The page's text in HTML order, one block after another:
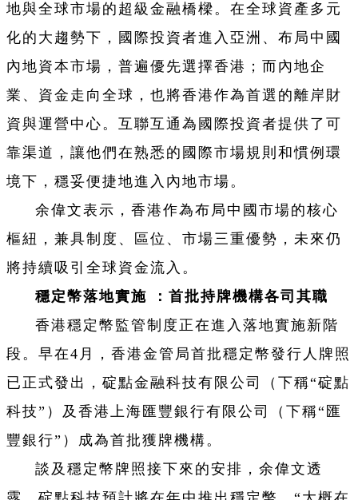
地與全球市場的超級金融橋樑。在全球資產多元
化的大趨勢下，國際投資者進入亞洲、布局中國
內地資本市場，普遍優先選擇香港；而內地企
業、資金走向全球，也將香港作為首選的離岸財
資與運營中心。互聯互通為國際投資者提供了可
靠渠道，讓他們在熟悉的國際市場規則和慣例環
境下，穩妥便捷地進入內地市場。
余偉文表示，香港作為布局中國市場的核心
樞紐，兼具制度、區位、市場三重優勢，未來仍
將持續吸引全球資金流入。
穩定幣落地實施
：首批持牌機構各司其職
香港穩定幣監管制度正在進入落地實施新階
段。早在4月，香港金管局首批穩定幣發行人牌照
已正式發出，碇點金融科技有限公司（下稱“碇點
科技”）及香港上海匯豐銀行有限公司（下稱“匯
豐銀行”）成為首批獲牌機構。
談及穩定幣牌照接下來的安排，余偉文透